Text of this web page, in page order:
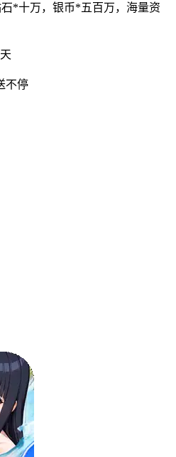
*十万，银币*五百万，海量资
不停